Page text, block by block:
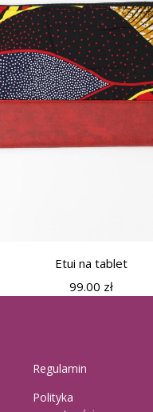
Etui na tablet
99.00 zł
Regulamin
Polityka